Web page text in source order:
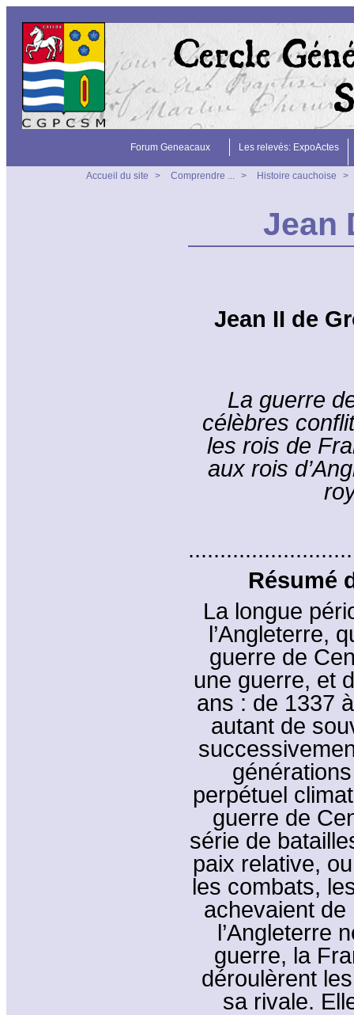
Forum Geneacaux Les relevés: ExpoActes
Accueil du site > Comprendre ... > Histoire cauchoise >
Jean
Jean II de
La guerre
célèbres
les rois de
aux rois
Résumé
La longue
l’Angleterre,
guerre de
une guerre, et
ans : de 1337
autant de
perpétuel
guerre de
série de
paix relative,
les combats,
achevaient
l’Angleterre
guerre, la
déroulèrent
sa rivale.